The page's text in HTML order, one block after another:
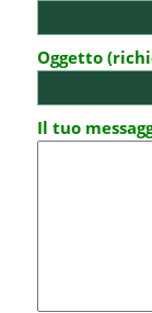
Oggetto
Il tuo